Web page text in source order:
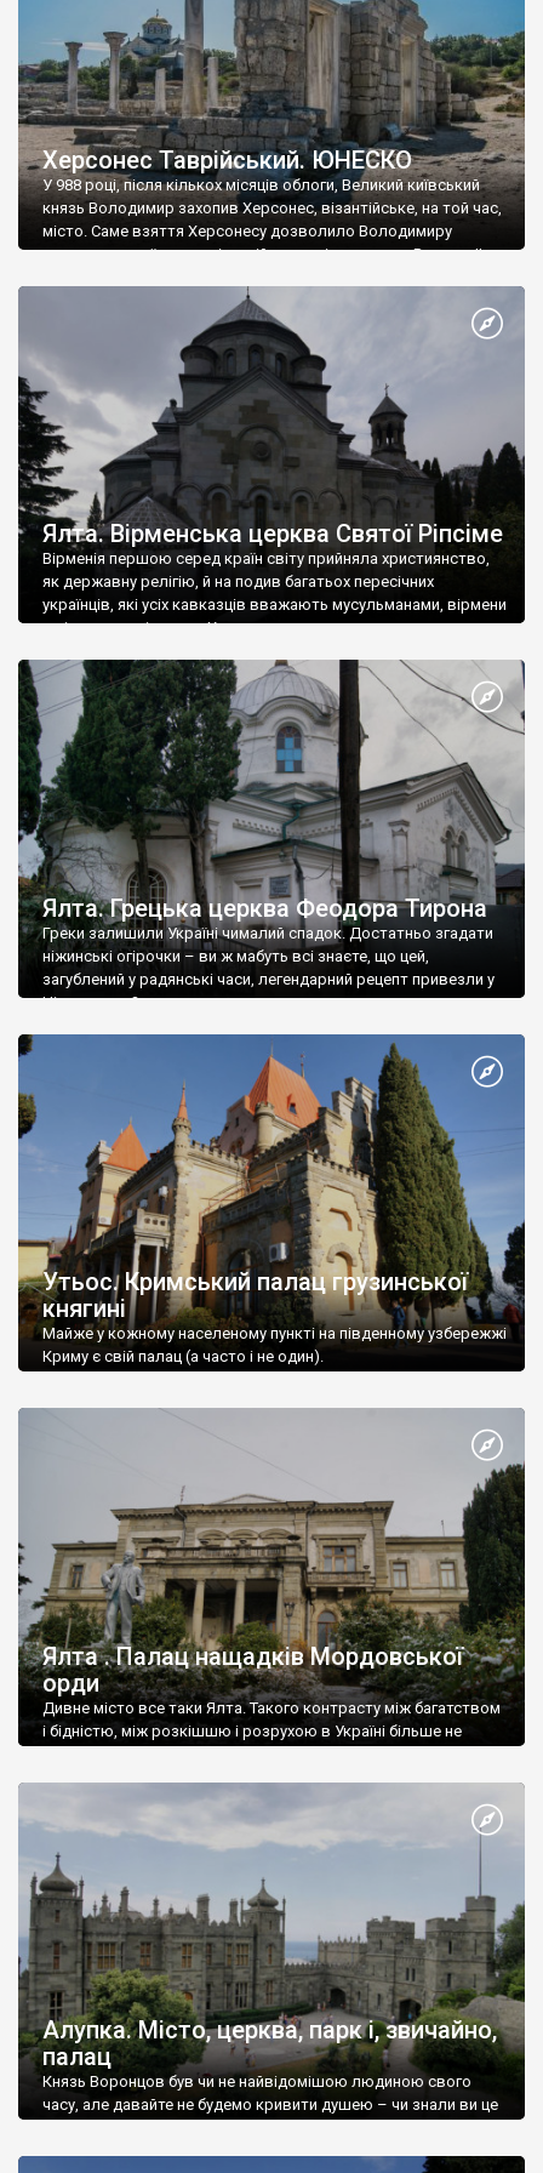
Херсонес Таврійський. ЮНЕСКО
У 988 році, після кількох місяців облоги, Великий київський
князь Володимир захопив Херсонес, візантійське, на той час,
місто. Саме взяття Херсонесу дозволило Володимиру
диктувати свої умови візантійському імператору Василю ІІ, та
Херсонесі Володимир-язичник, став Василем-християнином.
А потім було Хрещення Русі. На честь Херсонесу Таврійського
Ялта. Вірменська церква Святої Ріпсіме
Вірменія першою серед країн світу прийняла християнство,
як державну релігію, й на подив багатьох пересічних
українців, які усіх кавказців вважають мусульманами, вірмени
є відданими вірянами Христа
Ялта. Грецька церква Феодора Тирона
Греки залишили Україні чималий спадок. Достатньо згадати
ніжинські огірочки – ви ж мабуть всі знаєте, що цей,
загублений у радянські часи, легендарний рецепт привезли у
Ніжин греки?
Утьос. Кримський палац грузинської
княгині
Майже у кожному населеному пункті на південному узбережжі
Криму є свій палац (а часто і не один).
Ялта . Палац нащадків Мордовської
орди
Дивне місто все таки Ялта. Такого контрасту між багатством
і бідністю, між розкішшю і розрухою в Україні більше не
Алупка. Місто, церква, парк і, звичайно,
палац
Князь Воронцов був чи не найвідомішою людиною свого
часу, але давайте не будемо кривити душею – чи знали ви це